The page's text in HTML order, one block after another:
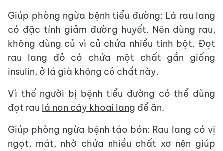
Giúp phòng ngừa bệnh tiểu đường: Lá rau lang
có đặc tính giảm đường huyết. Nên dùng rau,
không dùng củ vì củ chứa nhiều tinh bột. Đọt
rau lang đỏ có chứa một chất gần giống
insulin, ở lá già không có chất này.
Vì thế người bị bệnh tiểu đường có thể dùng
đọt rau lá non cây khoai lang để ăn.
Giúp phòng ngừa bệnh táo bón: Rau lang có vị
ngọt, mát, nhờ chứa nhiều chất xơ nên giúp